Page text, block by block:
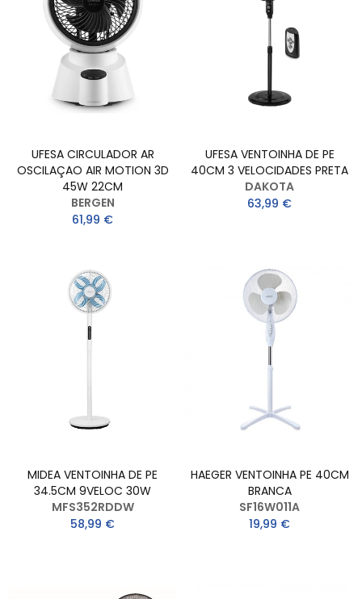
UFESA CIRCULADOR AR
OSCILAÇAO AIR MOTION 3D
45W 22CM
BERGEN
61,99 €
UFESA VENTOINHA DE PE
40CM 3 VELOCIDADES PRETA
DAKOTA
63,99 €
MIDEA VENTOINHA DE PE
34.5CM 9VELOC 30W
MFS352RDDW
58,99 €
HAEGER VENTOINHA PE 40CM
BRANCA
SF16W011A
19,99 €